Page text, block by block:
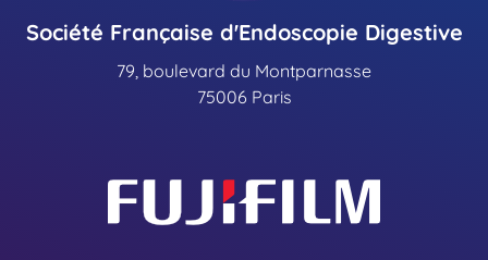
Société Française d'Endoscopie Digestive
79, boulevard du Montparnasse
75006 Paris